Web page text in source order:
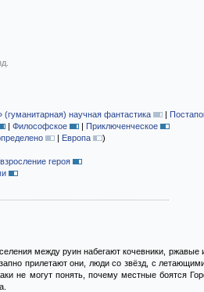
(гуманитарная) научная фантастика |
| Философское | Приключенческое
| Европа
)
героя
между руин набегают кочевники,
прилетают они, люди со звёзд, с
не могут понять, почему местные боятся